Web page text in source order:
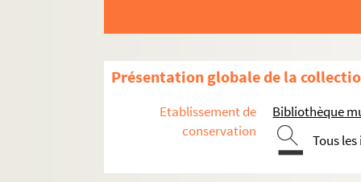
Présentation globale de la
Etablissement de
conservation
Bibliothèque
Tous
Ms 3267. Fêtes publiques pour le rappel du
Ms 3268. Correspondance adressée à
Ms 3269. F. Z. H. Napoléon, avant, pendant et
Ms 3270 - 3291. Fonds Luc Benoist
Ms 3270/1 - 87. Papiers personnels